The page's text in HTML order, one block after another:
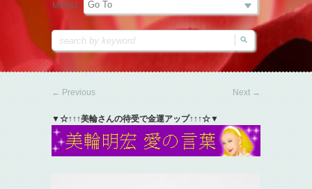
MENU:
← Previous Next →
▼☆↑↑↑美輪さんの待受で金運アップ↑↑↑☆▼